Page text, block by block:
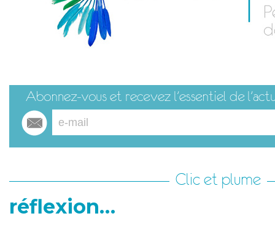
Clic et plume
réflexion…